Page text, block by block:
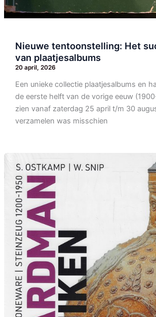
Nieuwe tentoonstelling: Het
van plaatjesalbums
20 april, 2026
Een unieke collectie plaatjesalbums en
de eerste helft van de vorige eeuw
zien vanaf zaterdag 25 april t/m 30
verzamelen was misschien